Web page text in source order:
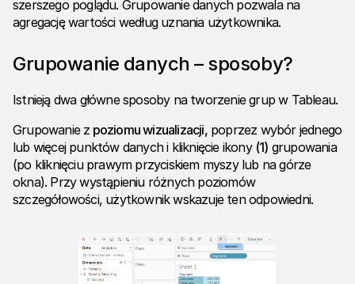
szerszego poglądu. Grupowanie danych pozwala na
agregację wartości według uznania użytkownika.
Grupowanie danych – sposoby?
Istnieją dwa główne sposoby na tworzenie grup w Tableau.
Grupowanie z poziomu wizualizacji,poprzez wybór jednego
lub więcej punktów danych i kliknięcie ikony (1) grupowania
(po kliknięciu prawym przyciskiem myszy lub na górze
okna). Przy wystąpieniu różnych poziomów
szczegółowości, użytkownik wskazuje ten odpowiedni.